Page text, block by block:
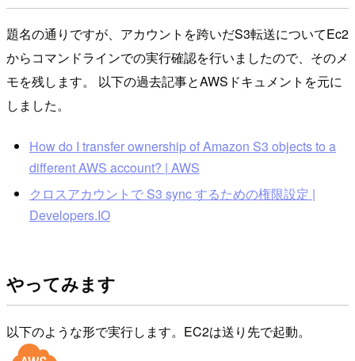
題名の通りですが、アカウントを跨いだS3転送についてEc2
からコマンドラインでの実行確認を行いましたので、そのメ
モを残します。 以下の過去記事とAWSドキュメントを元に
しました。
How do I transfer ownership of Amazon S3 objects to a
different AWS account? | AWS
クロスアカウントで S3 sync するための権限設定 |
Developers.IO
やってみます
以下のような形で実行します。EC2は送り先で起動。